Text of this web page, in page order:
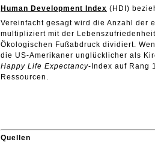
Human Development Index (HDI)
Vereinfacht gesagt wird die Anzahl der
multipliziert mit der
Ökologischen Fußabdruck dividiert.
die US-Amerikaner unglücklicher als
Happy Life Expectancy-Index auf Rang
Ressourcen.
Quellen